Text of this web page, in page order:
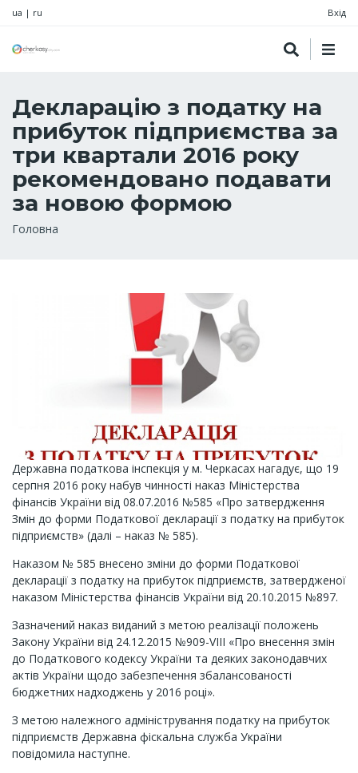
ua | ru Вхід
Декларацію з податку на
прибуток підприємства за
три квартали 2016 року
рекомендовано подавати
за новою формою
Рядок
Головна
Державна податкова інспекція у м. Черкасах нагадує, що 19
серпня 2016 року набув чинності наказ Міністерства
фінансів України від 08.07.2016 №585 «Про затвердження
Змін до форми Податкової декларації з податку на прибуток
підприємств» (далі – наказ № 585).
Наказом № 585 внесено зміни до форми Податкової
декларації з податку на прибуток підприємств, затвердженої
наказом Міністерства фінансів України від 20.10.2015 №897.
Зазначений наказ виданий з метою реалізації положень
Закону України від 24.12.2015 №909-VIII «Про внесення змін
до Податкового кодексу України та деяких законодавчих
актів України щодо забезпечення збалансованості
бюджетних надходжень у 2016 році».
З метою належного адміністрування податку на прибуток
підприємств Державна фіскальна служба України
повідомила наступне.